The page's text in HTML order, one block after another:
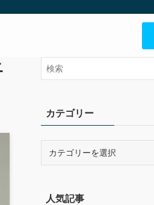
カテゴリー
人気記事